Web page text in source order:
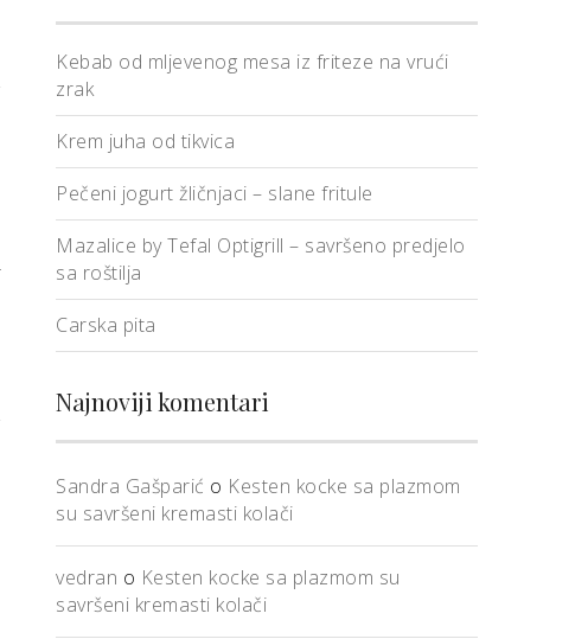
Kebab od mljevenog mesa iz friteze na vrući
zrak
Krem juha od tikvica
Pečeni jogurt žličnjaci – slane fritule
Mazalice by Tefal Optigrill – savršeno predjelo
sa roštilja
Carska pita
Najnoviji komentari
Sandra Gašparić o Kesten kocke sa plazmom
su savršeni kremasti kolači
vedran o Kesten kocke sa plazmom su
savršeni kremasti kolači